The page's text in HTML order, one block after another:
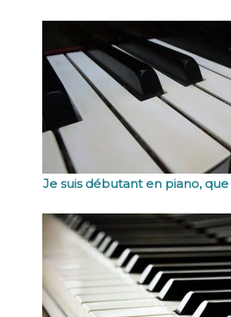
Je suis débutant en piano,